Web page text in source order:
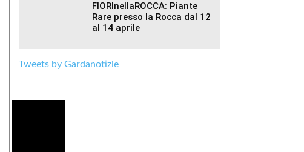
FIORInellaROCCA: Piante
Rare presso la Rocca dal 12
al 14 aprile
Tweets by Gardanotizie